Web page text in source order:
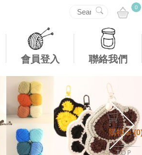
0
會員登入 聯絡我們
購物車(0